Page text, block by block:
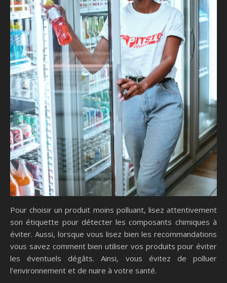
Pour choisir un produit moins polluant, lisez attentivement
son étiquette pour détecter les composants chimiques à
éviter. Aussi, lorsque vous lisez bien les recommandations
vous savez comment bien utiliser vos produits pour éviter
les éventuels dégâts. Ainsi, vous évitez de polluer
l’environnement et de nuire à votre santé.